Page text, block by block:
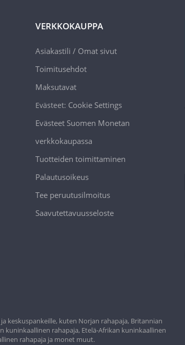
VERKKOKAUPPA
Asiakastili / Omat sivut
Toimitusehdot
Maksutavat
Evästeet: Cookie Settings
Evästeet Suomen Monetan
verkkokaupassa
Tuotteiden toimittaminen
Palautusoikeus
Tee peruutusilmoitus
Saavutettavuusseloste
keskuspankeille, kuten Norjan rahapaja, Britannian
kuninkaallinen rahapaja, Etelä-Afrikan kuninkaallinen
rahapaja ja monet muut.